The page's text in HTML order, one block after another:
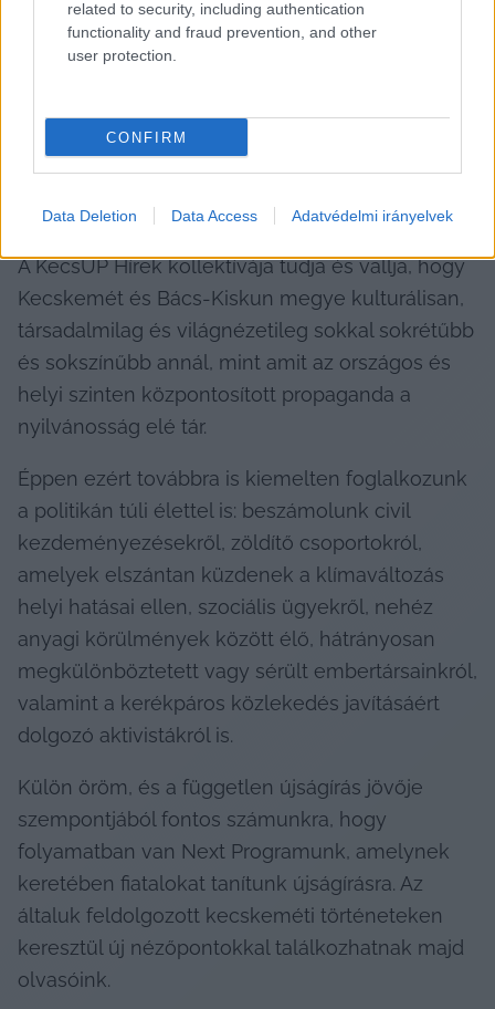
related to security, including authentication
functionality and fraud prevention, and other
user protection.
CONFIRM
Data Deletion Data Access Adatvédelmi irányelvek
Kiemelt figyelmet fordítunk a hatalom
gyakorlóira, és azokra, akik a közpénzek fölött
ellenzékben. A független sajtó nem attól
független, hogy nincs értékrendje, hanem attól,
mondják meg, miről írhatunk és miről nem.
A KecsUP Hírek kollektívája tudja és vallja, hogy
Kecskemét és Bács-Kiskun megye kulturálisan,
társadalmilag és világnézetileg sokkal sokrétűbb
és sokszínűbb annál, mint amit az országos és
helyi szinten központosított propaganda a
nyilvánosság elé tár.
Éppen ezért továbbra is kiemelten foglalkozunk
a politikán túli élettel is: beszámolunk civil
kezdeményezésekről, zöldítő csoportokról,
amelyek elszántan küzdenek a klímaváltozás
helyi hatásai ellen, szociális ügyekről, nehéz
anyagi körülmények között élő, hátrányosan
megkülönböztetett vagy sérült embertársainkról,
valamint a kerékpáros közlekedés javításáért
dolgozó aktivistákról is.
Külön öröm, és a független újságírás jövője
szempontjából fontos számunkra, hogy
folyamatban van Next Programunk, amelynek
keretében fiatalokat tanítunk újságírásra. Az
általuk feldolgozott kecskeméti történeteken
keresztül új nézőpontokkal találkozhatnak majd
olvasóink.